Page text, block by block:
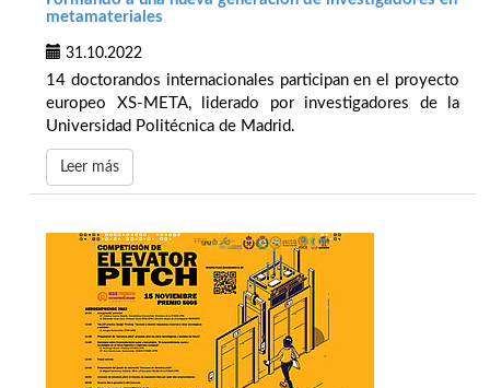
metamateriales
31.10.2022
14 doctorandos internacionales participan en el proyecto
europeo XS-META, liderado por investigadores de la
Universidad Politécnica de Madrid.
Leer más